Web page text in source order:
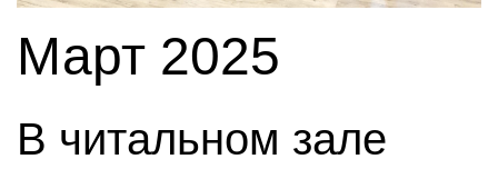
Март 2025
В читальном зале